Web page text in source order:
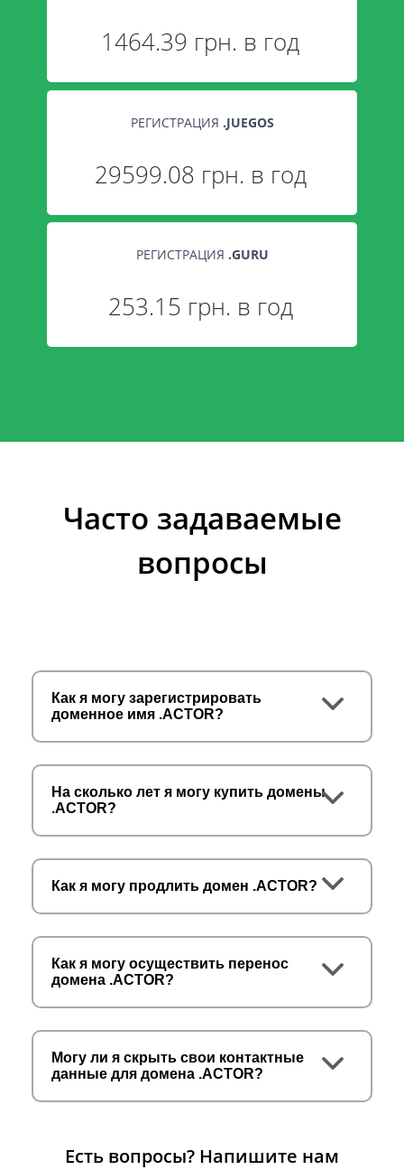
1464.39 грн. в год
РЕГИСТРАЦИЯ .JUEGOS
29599.08 грн. в год
РЕГИСТРАЦИЯ .GURU
253.15 грн. в год
Часто задаваемые
вопросы
Как я могу зарегистрировать
доменное имя .ACTOR?
На сколько лет я могу купить домены
.ACTOR?
Как я могу продлить домен .ACTOR?
Как я могу осуществить перенос
домена .ACTOR?
Могу ли я скрыть свои контактные
данные для домена .ACTOR?
Есть вопросы? Напишите нам